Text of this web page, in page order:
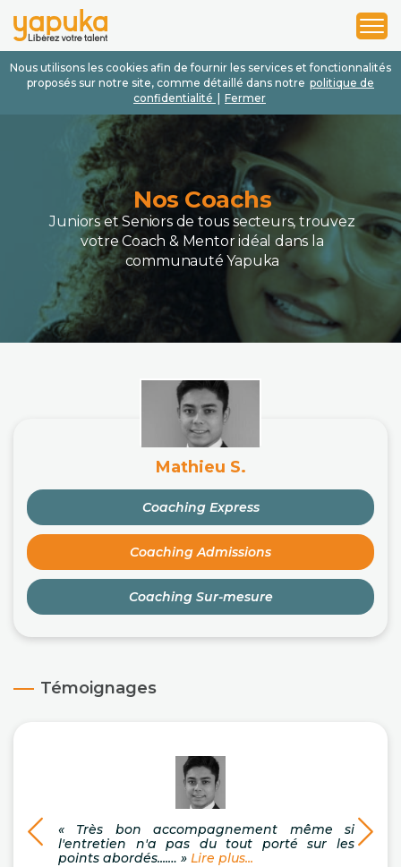
Nous utilisons les cookies afin de fournir les services et fonctionnalités
proposés sur notre site, comme détaillé dans notre politique de
confidentialité
Fermer
1
2
3
Nos Coachs
Juniors et Seniors de tous secteurs, trouvez
votre Coach & Mentor idéal dans la
communauté Yapuka
Mathieu S.
Coaching Express
Coaching Admissions
Coaching Sur-mesure
Témoignages
« Très bon accompagnement même si
l'entretien n'a pas du tout porté sur les
points abordés....… » Lire plus...